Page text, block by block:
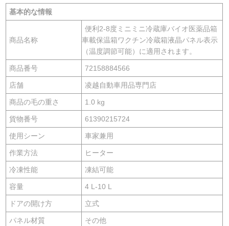
基本的な情報
商品名称
便利2-8度ミニミニ冷蔵庫バイオ医薬品箱
車載保温箱ワクチン冷蔵箱液晶パネル表示
（温度調節可能）に適用されます。
商品番号 72158884566
店舗 凌越自動車用品専門店
商品の毛の重さ 1.0 kg
貨物番号 61390215724
使用シーン 車家兼用
作業方法 ヒーター
冷凍性能 凍結可能
容量 4 L-10 L
ドアの開け方 立式
パネル材質 その他